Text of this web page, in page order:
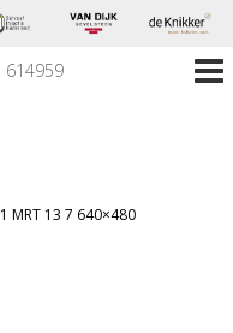
614959
MRT 13 7 640×480